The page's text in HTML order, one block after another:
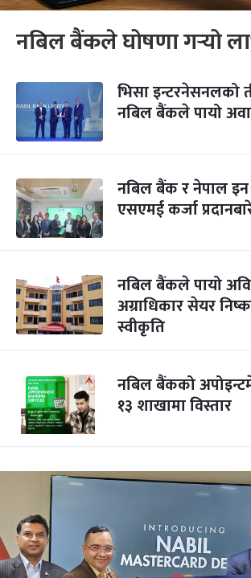
नबिल बैंकले घोषणा गर्‍यो
भिसा इन्टरनेसनलको
नबिल बैंकले पायो
नबिल बैंक र नेपाल
एसएमई कर्जा
नबिल बैंकले पायो
अग्राधिकार सेयर
स्वीकृति
नबिल बैंकको
१३ शाखामा विस्तार